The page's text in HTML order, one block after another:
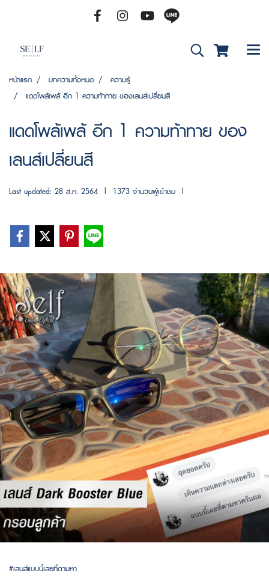
หน้าแรก บทความทั้งหมด
ความรู้
แดดโพล้เพล้ อีก 1 ความท้าทาย ของเลนส์เปลี่ยนสี
แดดโพล้เพล้ อีก 1 ความท้าทาย ของ
เลนส์เปลี่ยนสี
Last updated: 28 ส.ค. 2564 | 1373 จำนวนผู้เข้าชม |
#เลนส์แบบนี้เลยที่ตามหา